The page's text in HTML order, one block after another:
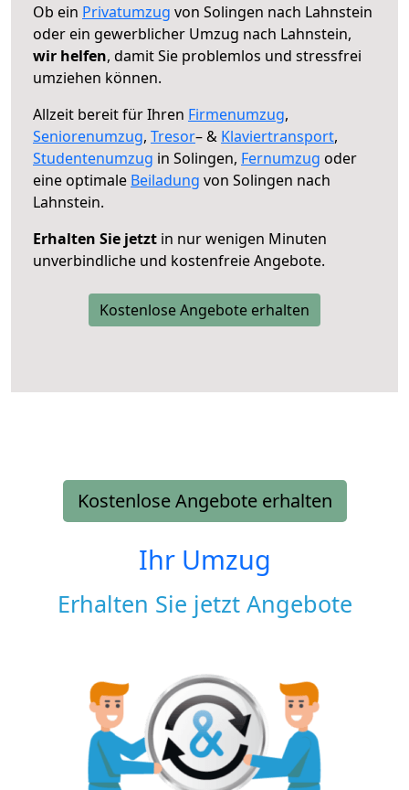
Ob ein Privatumzug von Solingen nach Lahnstein
oder ein gewerblicher Umzug nach Lahnstein,
wir helfen, damit Sie problemlos und stressfrei
umziehen können.
Allzeit bereit für Ihren Firmenumzug,
Seniorenumzug, Tresor– & Klaviertransport,
Studentenumzug in Solingen, Fernumzug oder
eine optimale Beiladung von Solingen nach
Lahnstein.
Erhalten Sie jetzt in nur wenigen Minuten
unverbindliche und kostenfreie Angebote.
Kostenlose Angebote erhalten
Kostenlose Angebote erhalten
Ihr Umzug
Erhalten Sie jetzt Angebote